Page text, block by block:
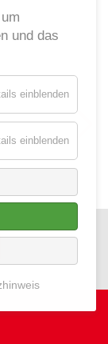
und das
einblendenfür
einblendenfür